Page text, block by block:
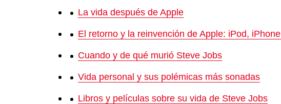
La vida después de Apple
El retorno y la reinvención de Apple: iPod,
Cuando y de qué murió Steve Jobs
Vida personal y sus polémicas más sonadas
Libros y películas sobre su vida de Steve Jobs